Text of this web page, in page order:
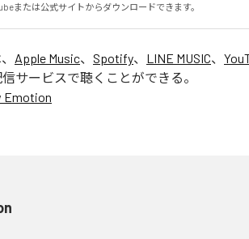
または公式サイトからダウンロードできます。
Apple Music、 Spotify、 LINE MUSIC、
サービスで聴くことができる。
Emotion